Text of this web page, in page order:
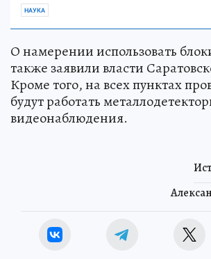
НАУКА
О намерении использовать
также заявили власти
Кроме того, на всех пунктах
будут работать
видеонаблюдения.